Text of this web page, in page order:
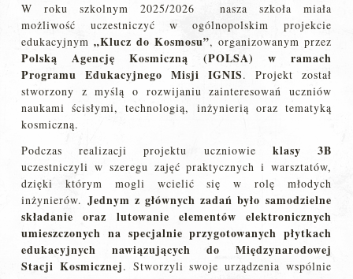
W roku szkolnym 2025/2026 nasza szkoła miała
możliwość uczestniczyć w ogólnopolskim projekcie
edukacyjnym„Klucz do Kosmosu”, organizowanym przez
Polską Agencję Kosmiczną (POLSA) w ramach
Programu Edukacyjnego Misji IGNIS. Projekt został
stworzony z myślą o rozwijaniu zainteresowań uczniów
naukami ścisłymi, technologią, inżynierią oraz tematyką
kosmiczną.
Podczas realizacji projektu uczniowie klasy 3B
uczestniczyli w szeregu zajęć praktycznych i warsztatów,
dzięki którym mogli wcielić się w rolę młodych
inżynierów. Jednym z głównych zadań było samodzielne
składanie oraz lutowanie elementów elektronicznych
umieszczonych na specjalnie przygotowanych płytkach
edukacyjnych nawiązujących do Międzynarodowej
Stacji Kosmicznej. Stworzyli swoje urządzenia wspólnie